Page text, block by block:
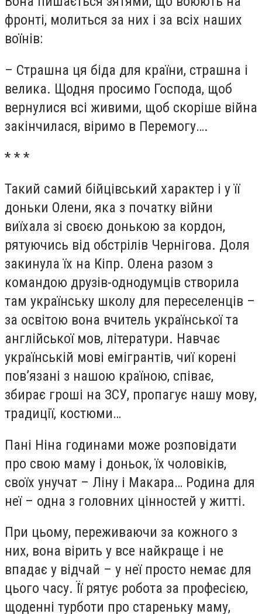
фронті, молиться за них і за всіх наших
воїнів:
– Страшна ця біда для країни, страшна і
велика. Щодня просимо Господа, щоб
вернулися всі живими, щоб скоріше війна
закінчилася, віримо в Перемогу….
* * *
Такий самий бійцівський характер і у її
доньки Олени, яка з початку війни
виїхала зі своєю донькою за кордон,
рятуючись від обстрілів Чернігова. Доля
закинула їх на Кіпр. Олена разом з
командою друзів-однодумців створила
там українську школу для переселенців –
за освітою вона вчитель української та
англійської мов, літератури. Навчає
українській мові емігрантів, чиї корені
пов’язані з нашою країною, співає,
збирає гроші на ЗСУ, пропагує нашу мову,
традиції, костюми…
Пані Ніна годинами може розповідати
про свою маму і доньок, їх чоловіків,
своїх унучат – Ліну і Макара… Родина для
неї – одна з головних цінностей у житті.
При цьому, переживаючи за кожного з
них, вона вірить у все найкраще і не
впадає у відчай – у неї просто немає для
цього часу. Її рятує робота за професією,
щоденні турботи про стареньку маму,